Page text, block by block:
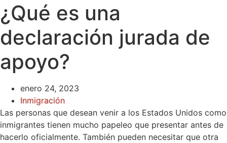
¿Qué es una
declaración jurada de
apoyo?
enero 24, 2023
Inmigración
Las personas que desean venir a los Estados Unidos como
inmigrantes tienen mucho papeleo que presentar antes de
hacerlo oficialmente. También pueden necesitar que otra